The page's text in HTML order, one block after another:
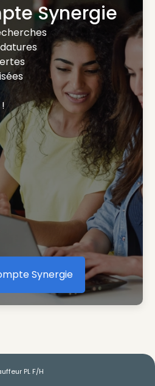
Synergie
votre compte Synergie
Synergie
PL F/H